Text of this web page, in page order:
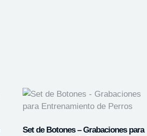
Set de Botones – Grabaciones para